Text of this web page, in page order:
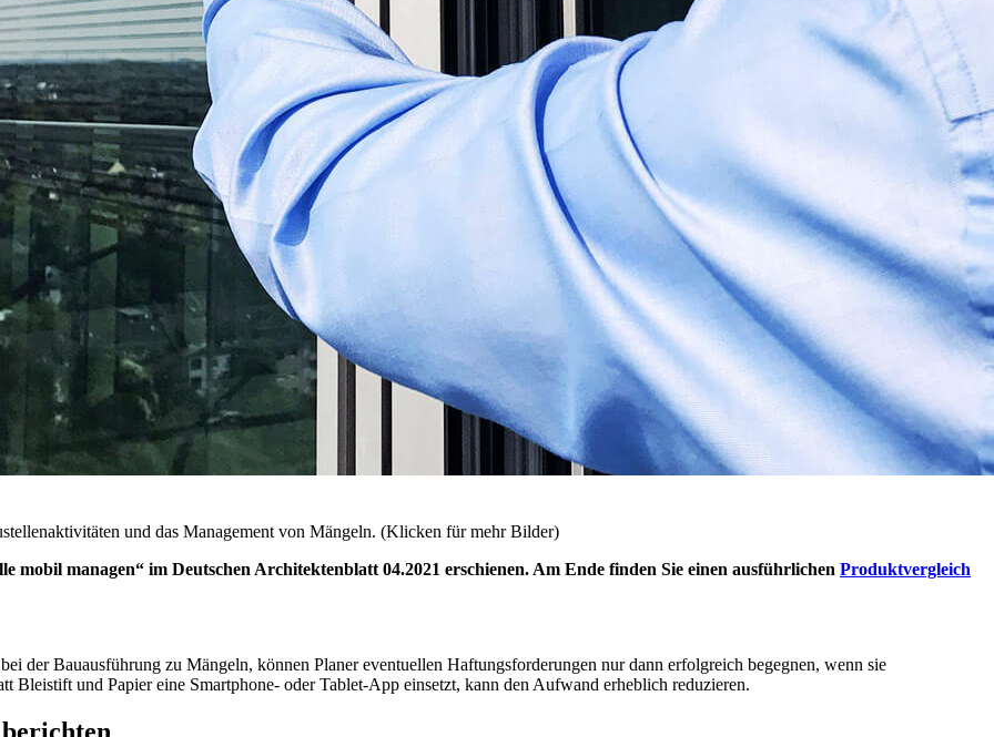
und das Management von Mängeln. (Klicken für mehr Bilder)
managen“ im Deutschen Architektenblatt 04.2021 erschienen. Am Ende finden Sie einen ausführlichen Produktvergleich
der Bauausführung zu Mängeln, können Planer eventuellen Haftungsforderungen nur dann erfolgreich begegnen, wenn sie
Bleistift und Papier eine Smartphone- oder Tablet-App einsetzt, kann den Aufwand erheblich reduzieren.